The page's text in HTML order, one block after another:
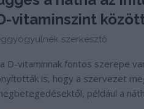
vitaminszint
szerkesztő
D-vitaminnak fontos szerepe
is, hogy a szervezet
például a